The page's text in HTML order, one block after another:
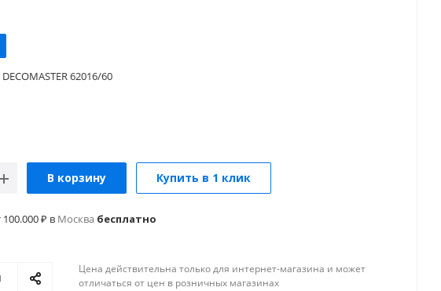
62016/60
В корзину Купить в 1 клик
₽ в Москва бесплатно
Цена действительна только для интернет-магазина и может
отличаться от цен в розничных магазинах